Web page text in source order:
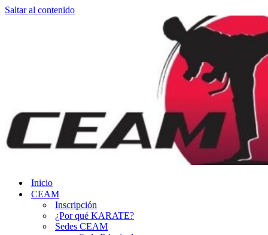
Saltar al contenido
Inicio
CEAM
Inscripción
¿Por qué KARATE?
Sedes CEAM